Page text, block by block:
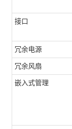
接口
冗余电源
冗余风扇
嵌入式管理